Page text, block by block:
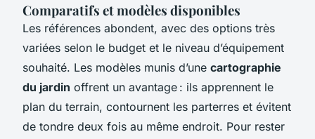
Comparatifs et modèles disponibles
Les références abondent, avec des options très
variées selon le budget et le niveau d’équipement
souhaité. Les modèles munis d’une cartographie
du jardin offrent un avantage : ils apprennent le
plan du terrain, contournent les parterres et évitent
de tondre deux fois au même endroit. Pour rester